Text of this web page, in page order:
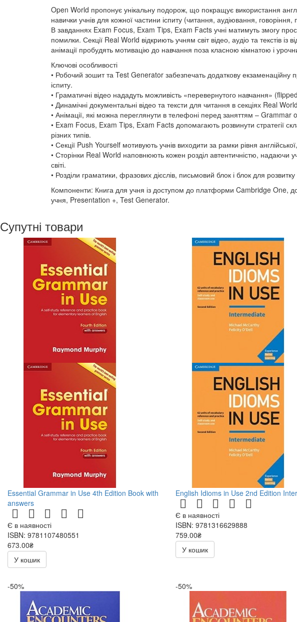
Open World пропонує унікальну подорож, що покращує використання
навички учнів для кожної частини іспиту (читання, аудіювання,
В завданнях Exam Focus, Exam Tips, Exam Facts учні матимуть змогу
помилки. Секції Real World відкриють учням світ відео, аудіо та текстів
анімації пробудять мотивацію до навчання поза класною кімнатою і
Ключові особливості
• Робочий зошит та Test Generator забезпечать додаткову екзаменаційну
іспиту.
• Граматичні відео нададуть можливість «перевернутого навчання»
• Динамічні документальні відео та тексти для читання в секціях Real
• Анімації, які можна переглянути в телефоні перед заняттям – Grammar
• Exam Focus, Exam Tips, Exam Facts допомагають розвинути стратегії
різних типів.
• Секції Push Yourself мотивують учнів виходити за рамки рівня
• Сторінки Real World наповнюють кожен розділ автентичністю, надаючи
світі.
• Розділи граматики, фразових дієслів, письмовий блок і блок для
Компоненти: Книга для учня із доступом до платформи Cambridge One,
учня, Presentation +, Test Generator.
Супутні товари
Essential Grammar in Use 4th Edition Book with
answers
Є в наявності
ISBN: 9781107480551
673.00₴
У кошик
English Idioms in Use 2nd Edition
Є в наявності
ISBN: 9781316629888
759.00₴
У кошик
-50%
-50%